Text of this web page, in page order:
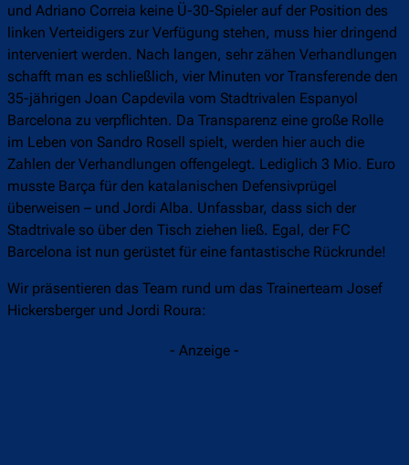
und Adriano Correia keine Ü-30-Spieler auf der Position des
linken Verteidigers zur Verfügung stehen, muss hier dringend
interveniert werden. Nach langen, sehr zähen Verhandlungen
schafft man es schließlich, vier Minuten vor Transferende den
35-jährigen Joan Capdevila vom Stadtrivalen Espanyol
Barcelona zu verpflichten. Da Transparenz eine große Rolle
im Leben von Sandro Rosell spielt, werden hier auch die
Zahlen der Verhandlungen offengelegt. Lediglich 3 Mio. Euro
musste Barça für den katalanischen Defensivprügel
überweisen – und Jordi Alba. Unfassbar, dass sich der
Stadtrivale so über den Tisch ziehen ließ. Egal, der FC
Barcelona ist nun gerüstet für eine fantastische Rückrunde!
Wir präsentieren das Team rund um das Trainerteam Josef
Hickersberger und Jordi Roura:
- Anzeige -